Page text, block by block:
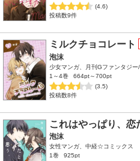
(4.6)
投稿数9件
ミルクチョコレート
泡沫
少女マンガ、月刊Gファンタジ
1～4巻
664pt～700pt
(3.5)
投稿数8件
これはやっぱり、恋
泡沫
女性マンガ、中経☆コミックス
1巻
925pt